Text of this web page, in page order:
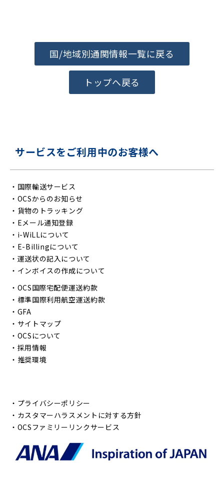
国/地域別通関情報一覧に戻る
トップへ戻る
サービスをご利用中のお客様へ
・ 国際輸送サービス
・ OCSからのお知らせ
・ 貨物のトラッキング
・ Eメール通知登録
・ i-WiLLについて
・ E-Billingについて
・ 運送状の記入について
・ インボイスの作成について
・ OCS国際宅配便運送約款
・ 標準国際利用航空運送約款
・ GFA
・ サイトマップ
・ OCSについて
・ 採用情報
・ 推奨環境
・ プライバシーポリシー
・ カスタマーハラスメントに対する方針
・ OCSファミリーリンクサービス